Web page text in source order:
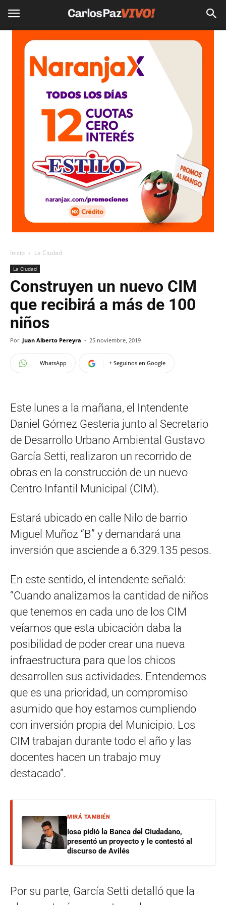
Inicio La Ciudad
La Ciudad
Construyen un nuevo CIM
que recibirá a más de 100
niños
Por Juan Alberto Pereyra - 25 noviembre, 2019
WhatsApp + Seguinos en Google
Este lunes a la mañana, el Intendente
Daniel Gómez Gesteria junto al Secretario
de Desarrollo Urbano Ambiental Gustavo
García Setti, realizaron un recorrido de
obras en la construcción de un nuevo
Centro Infantil Municipal (CIM).
Estará ubicado en calle Nilo de barrio
Miguel Muñoz “B” y demandará una
inversión que asciende a 6.329.135 pesos.
En este sentido, el intendente señaló:
“Cuando analizamos la cantidad de niños
que tenemos en cada uno de los CIM
veíamos que esta ubicación daba la
posibilidad de poder crear una nueva
infraestructura para que los chicos
desarrollen sus actividades. Entendemos
que es una prioridad, un compromiso
asumido que hoy estamos cumpliendo
con inversión propia del Municipio. Los
CIM trabajan durante todo el año y las
docentes hacen un trabajo muy
destacado”.
MIRÁ TAMBIÉN
Iosa pidió la Banca del Ciudadano,
presentó un proyecto y le contestó al
discurso de Avilés
Por su parte, García Setti detalló que la